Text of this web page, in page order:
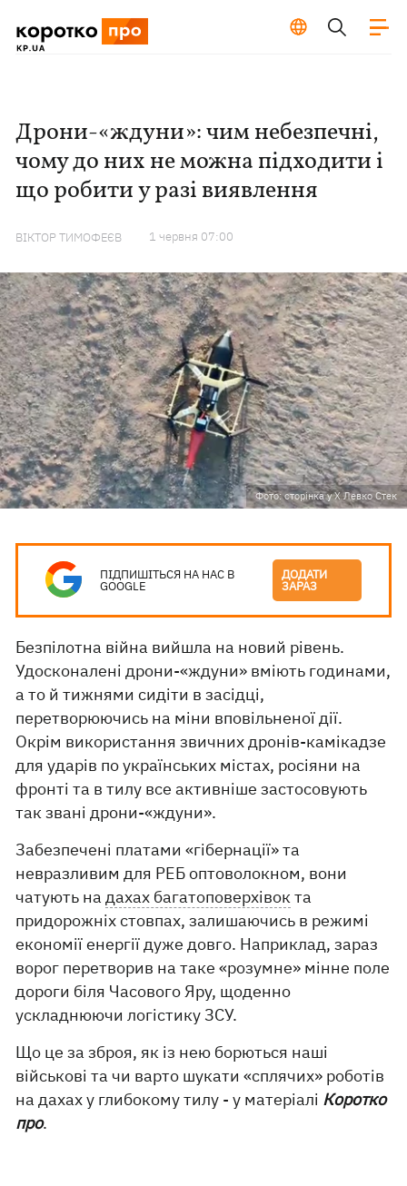
Дрони-«ждуни»: чим небезпечні,
чому до них не можна підходити і
що робити у разі виявлення
ВІКТОР ТИМОФЕЄВ 1 червня 07:00
Фото: сторінка у Х Левко Стек
ПІДПИШІТЬСЯ НА НАС В
GOOGLE
ДОДАТИ
ЗАРАЗ
Безпілотна війна вийшла на новий рівень.
Удосконалені дрони-«ждуни» вміють годинами,
а то й тижнями сидіти в засідці,
перетворюючись на міни вповільненої дії.
Окрім використання звичних дронів-камікадзе
для ударів по українських містах, росіяни на
фронті та в тилу все активніше застосовують
так звані дрони-«ждуни».
Забезпечені платами «гібернації» та
невразливим для РЕБ оптоволокном, вони
чатують надахах багатоповерхівокта
придорожніх стовпах, залишаючись в режимі
економії енергії дуже довго. Наприклад, зараз
ворог перетворив на таке «розумне» мінне поле
дороги біля Часового Яру, щоденно
ускладнюючи логістику ЗСУ.
Що це за зброя, як із нею борються наші
військові та чи варто шукати «сплячих» роботів
на дахах у глибокому тилу - у матеріалі Коротко
про.